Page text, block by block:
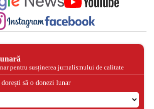
pentru susținerea jurnalismului de calitate
să o donezi lunar